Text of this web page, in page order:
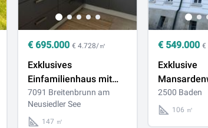
€ 695.000 € 4.728/㎡
Exklusives
Einfamilienhaus mit
Seeblick in
Breitenbrunn am
Neusiedler See
7091 Breitenbrunn am
Neusiedler See
147 ㎡
€ 549.000 €
Exklusive
elegantem
2500 Baden
106 ㎡